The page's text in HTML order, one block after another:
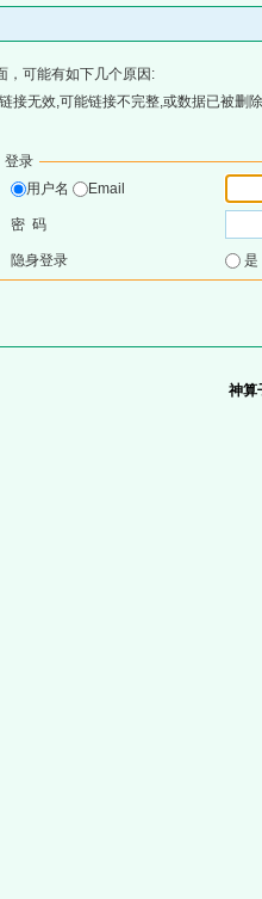
，可能有如下几个原因:
接无效,可能链接不完整,或数据已被删
登录
用户名
Email
密 码
隐身登录
神算